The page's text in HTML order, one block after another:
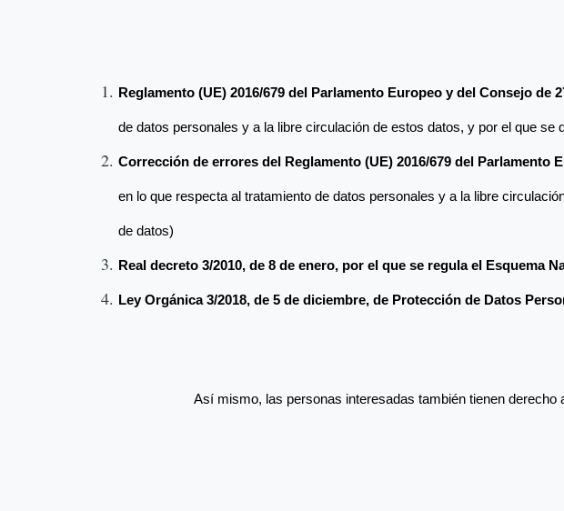
Reglamento (UE) 2016/679 del Parlamento Europeo y del Consejo de
de datos personales y a la libre circulación de estos datos, y por el que
Corrección de errores del Reglamento (UE) 2016/679 del Parlamento
en lo que respecta al tratamiento de datos personales y a la libre
de datos)
Real decreto 3/2010, de 8 de enero, por el que se regula el
Ley Orgánica 3/2018, de 5 de diciembre, de Protección de Datos
Así mismo, las personas interesadas también tienen